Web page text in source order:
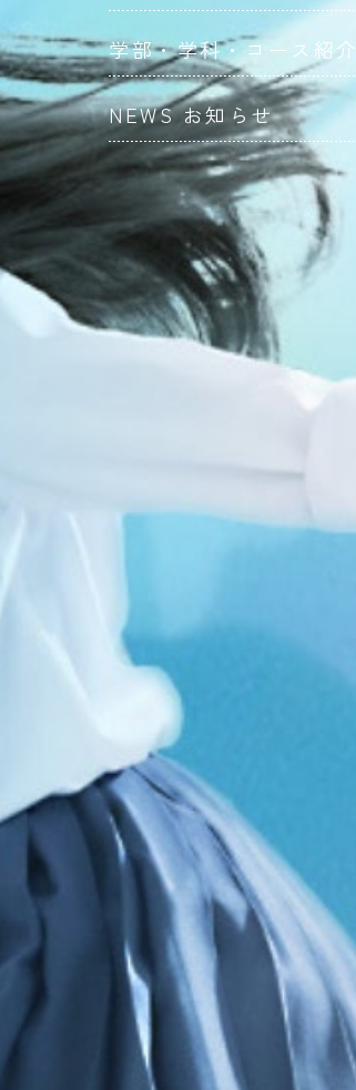
学部・学科・コース紹介
NEWS お知らせ